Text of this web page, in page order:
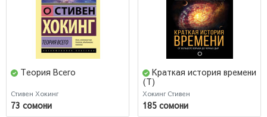
Теория Всего
Стивен Хокинг
73 сомони
Краткая история времени
(Т)
Хокинг Стивен
185 сомони